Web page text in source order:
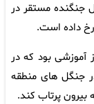
جنگنده مستقر در
رخ داده است.
آموزشی بود که در
جنگل های منطقه
بیرون پرتاب کند.